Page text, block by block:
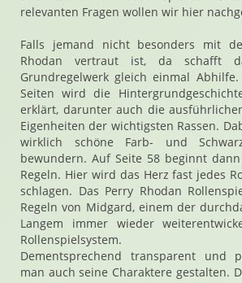
relevanten Fragen wollen wir hier
Falls jemand nicht besonders mit
Rhodan vertraut ist, da schafft
Grundregelwerk gleich einmal
Seiten wird die
erklärt, darunter auch die
Eigenheiten der wichtigsten Rassen.
wirklich schöne Farb- und
bewundern. Auf Seite 58 beginnt
Regeln. Hier wird das Herz fast jedes
schlagen. Das Perry Rhodan
Regeln von Midgard, einem der
Langem immer wieder
Rollenspielsystem.
Dementsprechend transparent und
man auch seine Charaktere gestalten.